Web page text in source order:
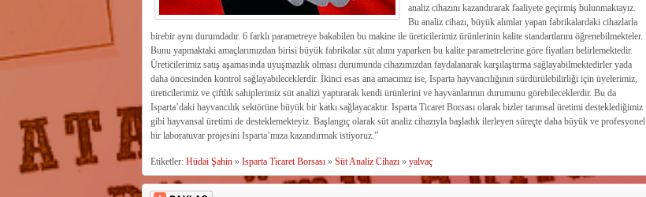
analiz cihazını kazandırarak faaliyete geçirmiş bulunmaktayız.
Bu analiz cihazı, büyük alımlar yapan fabrikalardaki cihazlarla
birebir aynı durumdadır. 6 farklı parametreye bakabilen bu makine ile üreticilerimiz ürünlerinin kalite standartlarını öğrenebilmekteler.
Bunu yapmaktaki amaçlarımızdan birisi büyük fabrikalar süt alımı yaparken bu kalite parametrelerine göre fiyatları belirlemektedir.
Üreticilerimiz satış aşamasında uyuşmazlık olması durumunda cihazımızdan faydalanarak karşılaştırma sağlayabilmektedirler yada
daha öncesinden kontrol sağlayabileceklerdir. İkinci esas ana amacımız ise, Isparta hayvancılığının sürdürülebilirliği için üyelerimiz,
üreticilerimiz ve çiftlik sahiplerimiz süt analizi yaptırarak kendi ürünlerini ve hayvanlarının durumunu görebileceklerdir. Bu da
Isparta’daki hayvancılık sektörüne büyük bir katkı sağlayacaktır. Isparta Ticaret Borsası olarak bizler tarımsal üretimi desteklediğimiz
gibi hayvansal üretimi de desteklemekteyiz. Başlangıç olarak süt analiz cihazıyla başladık ilerleyen süreçte daha büyük ve profesyonel
bir laboratuvar projesini Isparta’mıza kazandırmak istiyoruz.”
Etiketler: Hüdai Şahin» Isparta Ticaret Borsası» Süt Analiz Cihazı» yalvaç